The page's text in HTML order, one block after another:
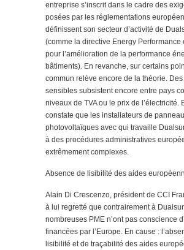
entreprise s’inscrit dans le cadre des
posées par les réglementations
définissent son secteur d’activité de
(comme la directive Energy Performance
pour l’amélioration de la performance
bâtiments). En revanche, sur certains
commun relève encore de la théorie.
sensibles subsistent encore entre pays
niveaux de TVA ou le prix de l’électricité.
constate que les installateurs de
photovoltaïques avec qui travaille
à des procédures administratives
extrêmement complexes.
Absence de lisibilité des aides
Alain Di Crescenzo, président de CCI
à lui regretté que contrairement à
nombreuses PME n’ont pas conscience
financées par l’Europe. En cause :
lisibilité et de traçabilité des aides